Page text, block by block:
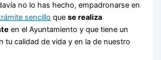
no lo has hecho, empadronarse en
sencillo quese realiza
en el Ayuntamiento y que tiene un
tu calidad de vida y en la de nuestro